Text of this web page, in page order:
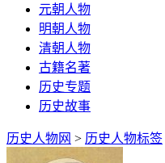
元朝人物
明朝人物
清朝人物
古籍名著
历史专题
历史故事
历史人物网 > 历史人物标签